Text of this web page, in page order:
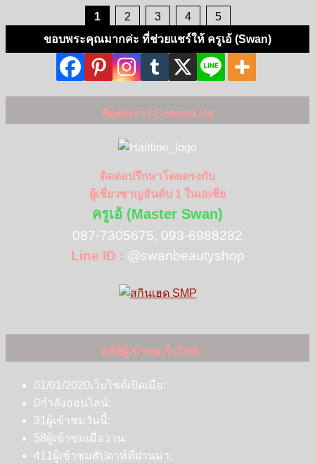
1 2 3 4
5
ขอบพระคุณมากค่ะ ที่ช่วยแชร์ให้ ครูเอ้ (Swan)
ติดต่อเรา / Contact Us
ติดต่อปรึกษาโดยตรงกับ
ผู้เชี่ยวชาญอันดับ 1 ในเอเชีย
ครูเอ้ (Master Swan)
087-7305675, 093-6988282
Line ID : @swanbeautyshop
สถิติผู้เข้าชมเว็บไซต์ . . .
01/01/2020เว็บไซต์เปิดเมื่อ:
0กำลังออนไลน์:
31ผู้เข้าชมวันนี้:
58ผู้เข้าชมเมื่อวาน:
411ผู้เข้าชมสัปดาห์ที่ผ่านมา: